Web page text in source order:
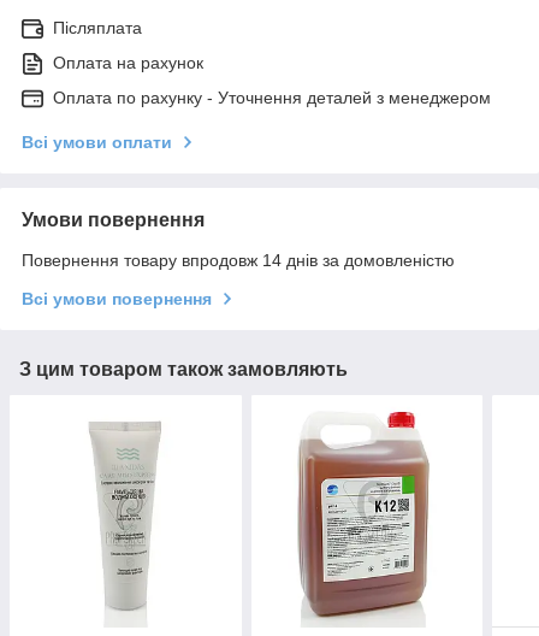
Післяплата
Оплата на рахунок
Оплата по рахунку - Уточнення деталей з менеджером
Всі умови оплати
Умови повернення
Повернення товару впродовж 14 днів за домовленістю
Всі умови повернення
З цим товаром також замовляють